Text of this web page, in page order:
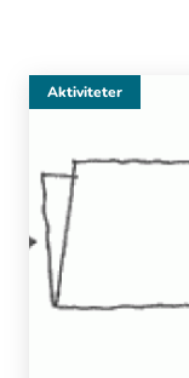
Aktiviteter